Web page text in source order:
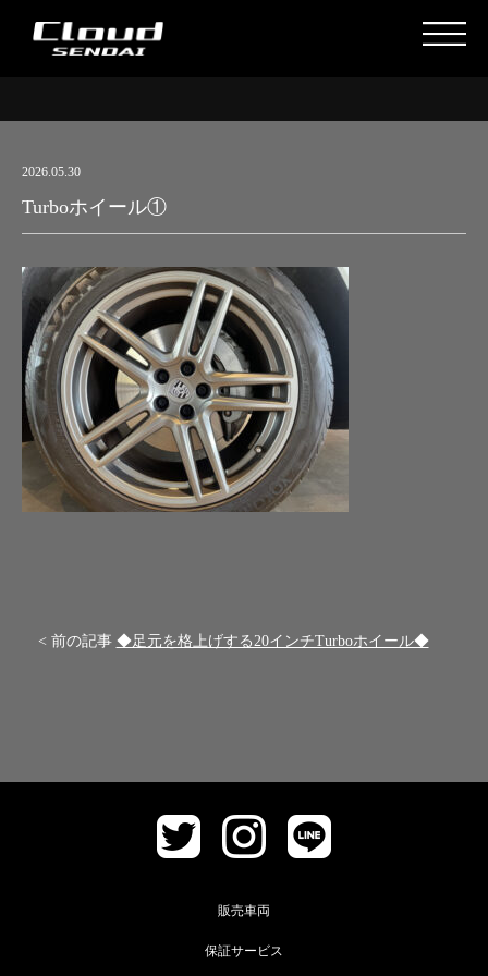
2026.05.30
Turboホイール①
< 前の記事 ◆足元を格上げする20インチTurboホイール◆
販売車両
保証サービス